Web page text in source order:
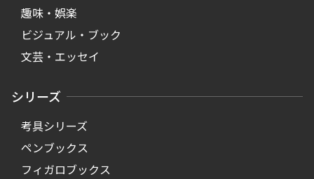
趣味・娯楽
ビジュアル・ブック
文芸・エッセイ
シリーズ
考具シリーズ
ペンブックス
フィガロブックス